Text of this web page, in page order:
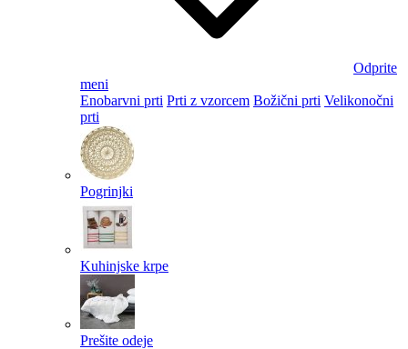
Odprite
meni
Enobarvni prti Prti z vzorcem Božični prti Velikonočni
prti​
Pogrinjki
Kuhinjske krpe
Prešite odeje